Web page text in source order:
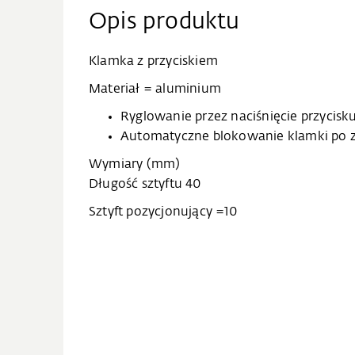
Opis produktu
Klamka z przyciskiem
Materiał = aluminium
Ryglowanie przez naciśnięcie przycisku
Automatyczne blokowanie klamki po
Wymiary (mm)
Długość sztyftu 40
Sztyft pozycjonujący =10